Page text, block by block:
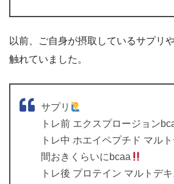
以前、ご自身が摂取しているサプリ
触れていました。
サプリ
トレ前 エクスプロージョン
トレ中 ホエイペプチド マル
間おきくらいにbcaa
トレ後 プロテイン マルトデ